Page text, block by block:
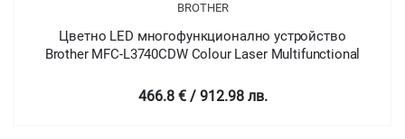
BROTHER
Цветно LED многофункционално устройство
Brother MFC-L3740CDW Colour Laser Multifunctional
466.8 € / 912.98 лв.